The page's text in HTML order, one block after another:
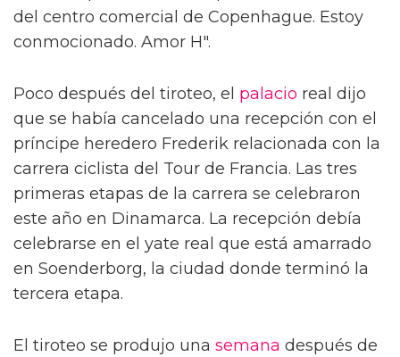
del centro comercial de Copenhague. Estoy
conmocionado. Amor H".
Poco después del tiroteo, el palacio real dijo
que se había cancelado una recepción con el
príncipe heredero Frederik relacionada con la
carrera ciclista del Tour de Francia. Las tres
primeras etapas de la carrera se celebraron
este año en Dinamarca. La recepción debía
celebrarse en el yate real que está amarrado
en Soenderborg, la ciudad donde terminó la
tercera etapa.
El tiroteo se produjo una semana después de